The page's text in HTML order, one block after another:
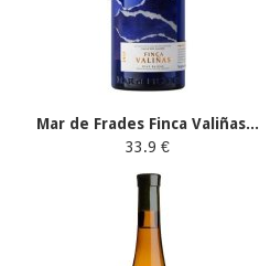
Mar de Frades Finca Valiñas...
33.9 €